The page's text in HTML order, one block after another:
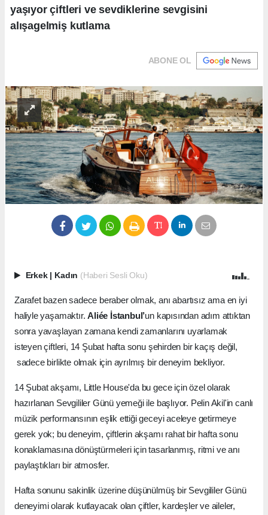
yaşıyor çiftleri ve sevdiklerine sevgisini
alışagelmiş kutlama
ABONE OL
Erkek | Kadın (Haberi Sesli Oku)
Zarafet bazen sadece beraber olmak, anı abartısız ama en iyi
haliyle yaşamaktır.Aliée İstanbul’un kapısından adım attıktan
sonra yavaşlayan zamana kendi zamanlarını uyarlamak
isteyen çiftleri, 14 Şubat hafta sonu şehirden bir kaçış değil,
sadece birlikte olmak için ayrılmış bir deneyim bekliyor.
14 Şubat akşamı, Little House'da bu gece için özel olarak
hazırlanan Sevgililer Günü yemeği ile başlıyor. Pelin Akil'in canlı
müzik performansının eşlik ettiği geceyi aceleye getirmeye
gerek yok; bu deneyim, çiftlerin akşamı rahat bir hafta sonu
konaklamasına dönüştürmeleri için tasarlanmış, ritmi ve anı
paylaştıkları bir atmosfer.
Hafta sonunu sakinlik üzerine düşünülmüş bir Sevgililer Günü
deneyimi olarak kutlayacak olan çiftler, kardeşler ve aileler,